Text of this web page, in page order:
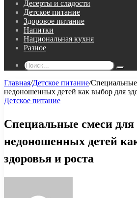
Десерты и сладости
Детское питание
Здоровое питание
Напитки
Национальная кухня
Разное
Главная/Детское питание/
недоношенных детей как выбор для
Детское питание
Специальные смеси для
недоношенных детей
здоровья и роста